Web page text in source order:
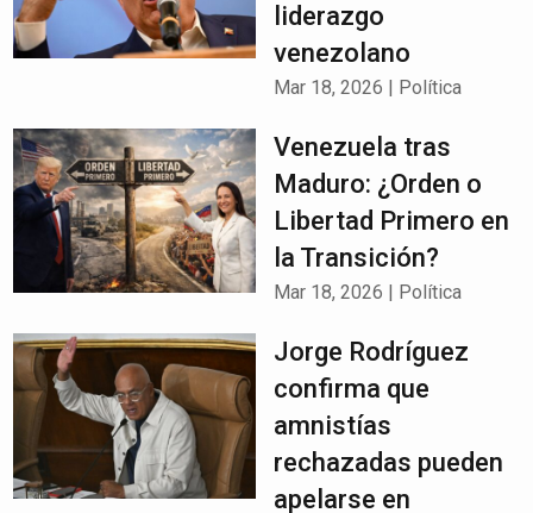
liderazgo
venezolano
Mar 18, 2026 Política
Venezuela tras
Maduro: ¿Orden o
Libertad Primero en
la Transición?
Mar 18, 2026 Política
Jorge Rodríguez
confirma que
amnistías
rechazadas pueden
apelarse en